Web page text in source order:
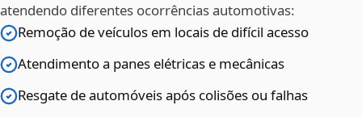
atendendo diferentes ocorrências automotivas:
Remoção de veículos em locais de difícil acesso
Atendimento a panes elétricas e mecânicas
Resgate de automóveis após colisões ou falhas